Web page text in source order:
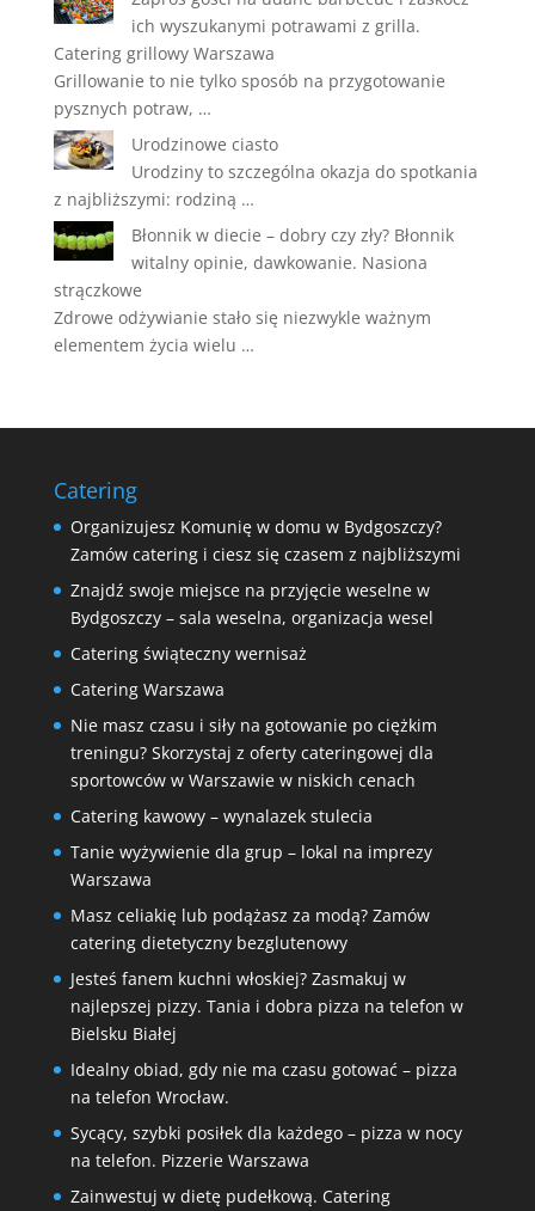
ich wyszukanymi potrawami z grilla.
Catering grillowy Warszawa
Grillowanie to nie tylko sposób na przygotowanie
pysznych potraw, …
Urodzinowe ciasto
Urodziny to szczególna okazja do spotkania
z najbliższymi: rodziną …
Błonnik w diecie – dobry czy zły? Błonnik
witalny opinie, dawkowanie. Nasiona
strączkowe
Zdrowe odżywianie stało się niezwykle ważnym
elementem życia wielu …
Catering
Organizujesz Komunię w domu w Bydgoszczy?
Zamów catering i ciesz się czasem z najbliższymi
Znajdź swoje miejsce na przyjęcie weselne w
Bydgoszczy – sala weselna, organizacja wesel
Catering świąteczny wernisaż
Catering Warszawa
Nie masz czasu i siły na gotowanie po ciężkim
treningu? Skorzystaj z oferty cateringowej dla
sportowców w Warszawie w niskich cenach
Catering kawowy – wynalazek stulecia
Tanie wyżywienie dla grup – lokal na imprezy
Warszawa
Masz celiakię lub podążasz za modą? Zamów
catering dietetyczny bezglutenowy
Jesteś fanem kuchni włoskiej? Zasmakuj w
najlepszej pizzy. Tania i dobra pizza na telefon w
Bielsku Białej
Idealny obiad, gdy nie ma czasu gotować – pizza
na telefon Wrocław.
Sycący, szybki posiłek dla każdego – pizza w nocy
na telefon. Pizzerie Warszawa
Zainwestuj w dietę pudełkową. Catering